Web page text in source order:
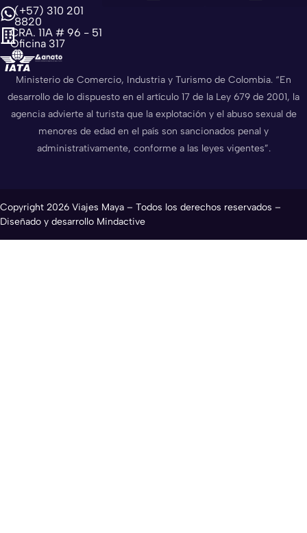
(+57) 310 201
8820
CRA. 11A # 96 - 51
Oficina 317
Ministerio de Comercio, Industria y Turismo de Colombia. “En
desarrollo de lo dispuesto en el artículo 17 de la Ley 679 de 2001, la
agencia advierte al turista que la explotación y el abuso sexual de
menores de edad en el país son sancionados penal y
administrativamente, conforme a las leyes vigentes”.
Copyright 2026 Viajes Maya – Todos los derechos reservados –
Diseñado y desarrollo Mindactive